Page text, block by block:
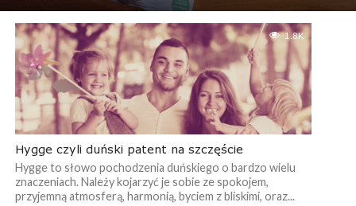
1.8K
Hygge czyli duński patent na szczęście
Hygge to słowo pochodzenia duńskiego o bardzo wielu
znaczeniach. Należy kojarzyć je sobie ze spokojem,
przyjemną atmosferą, harmonią, byciem z bliskimi, oraz...